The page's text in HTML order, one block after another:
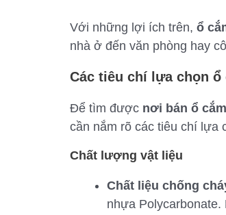
Với những lợi ích trên, ổ
nhà ở đến văn phòng hay
Các tiêu chí lựa chọn ổ
Để tìm được nơi bán ổ
cần nắm rõ các tiêu chí lựa
Chất lượng vật liệu
Chất liệu chống
nhựa Polycarbonate.